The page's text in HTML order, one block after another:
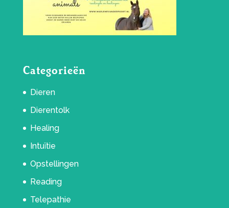
Categorieën
Dieren
Dierentolk
Healing
Intuïtie
Opstellingen
Reading
Telepathie